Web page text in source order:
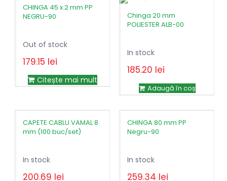
CHINGA 45 x 2 mm PP
NEGRU-90
Out of stock
179.15 lei
Citește mai mult
Chinga 20 mm
POLIESTER ALB-00
In stock
185.20 lei
Adaugă în coș
CAPETE CABLU VAMAL 8
mm (100 buc/set)
In stock
200.69 lei
CHINGA 80 mm PP
Negru-90
In stock
259.34 lei